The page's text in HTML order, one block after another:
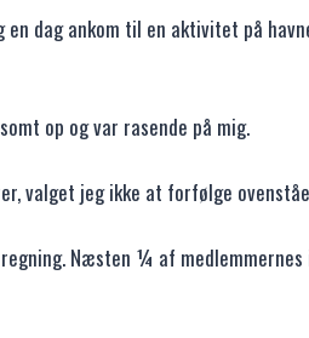
en dag ankom til en aktivitet på
op og var rasende på mig.
valget jeg ikke at forfølge
Næsten ¼ af